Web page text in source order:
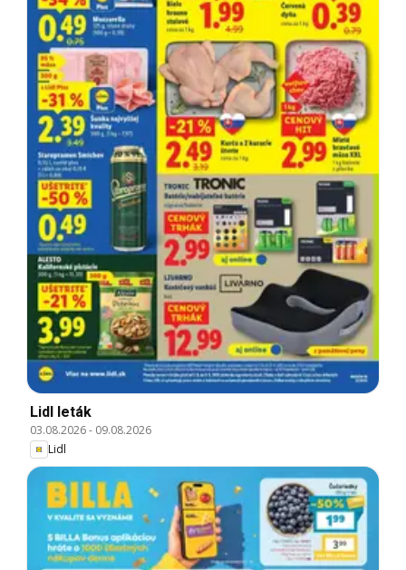
Lidl leták
03.08.2026- 09.08.2026
Lidl